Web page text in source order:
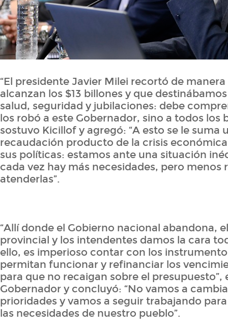
“El presidente Javier Milei recortó de
alcanzan los $13 billones y que
salud, seguridad y jubilaciones: debe
los robó a este Gobernador, sino a todos los
sostuvo Kicillof y agregó: “A esto se le suma
recaudación producto de la crisis
sus políticas: estamos ante una situación
cada vez hay más necesidades, pero menos
atenderlas”.
“Allí donde el Gobierno nacional abandona,
provincial y los intendentes damos la cara
ello, es imperioso contar con los
permitan funcionar y refinanciar los
para que no recaigan sobre el presupuesto”,
Gobernador y concluyó: “No vamos a
prioridades y vamos a seguir trabajando
las necesidades de nuestro pueblo”.